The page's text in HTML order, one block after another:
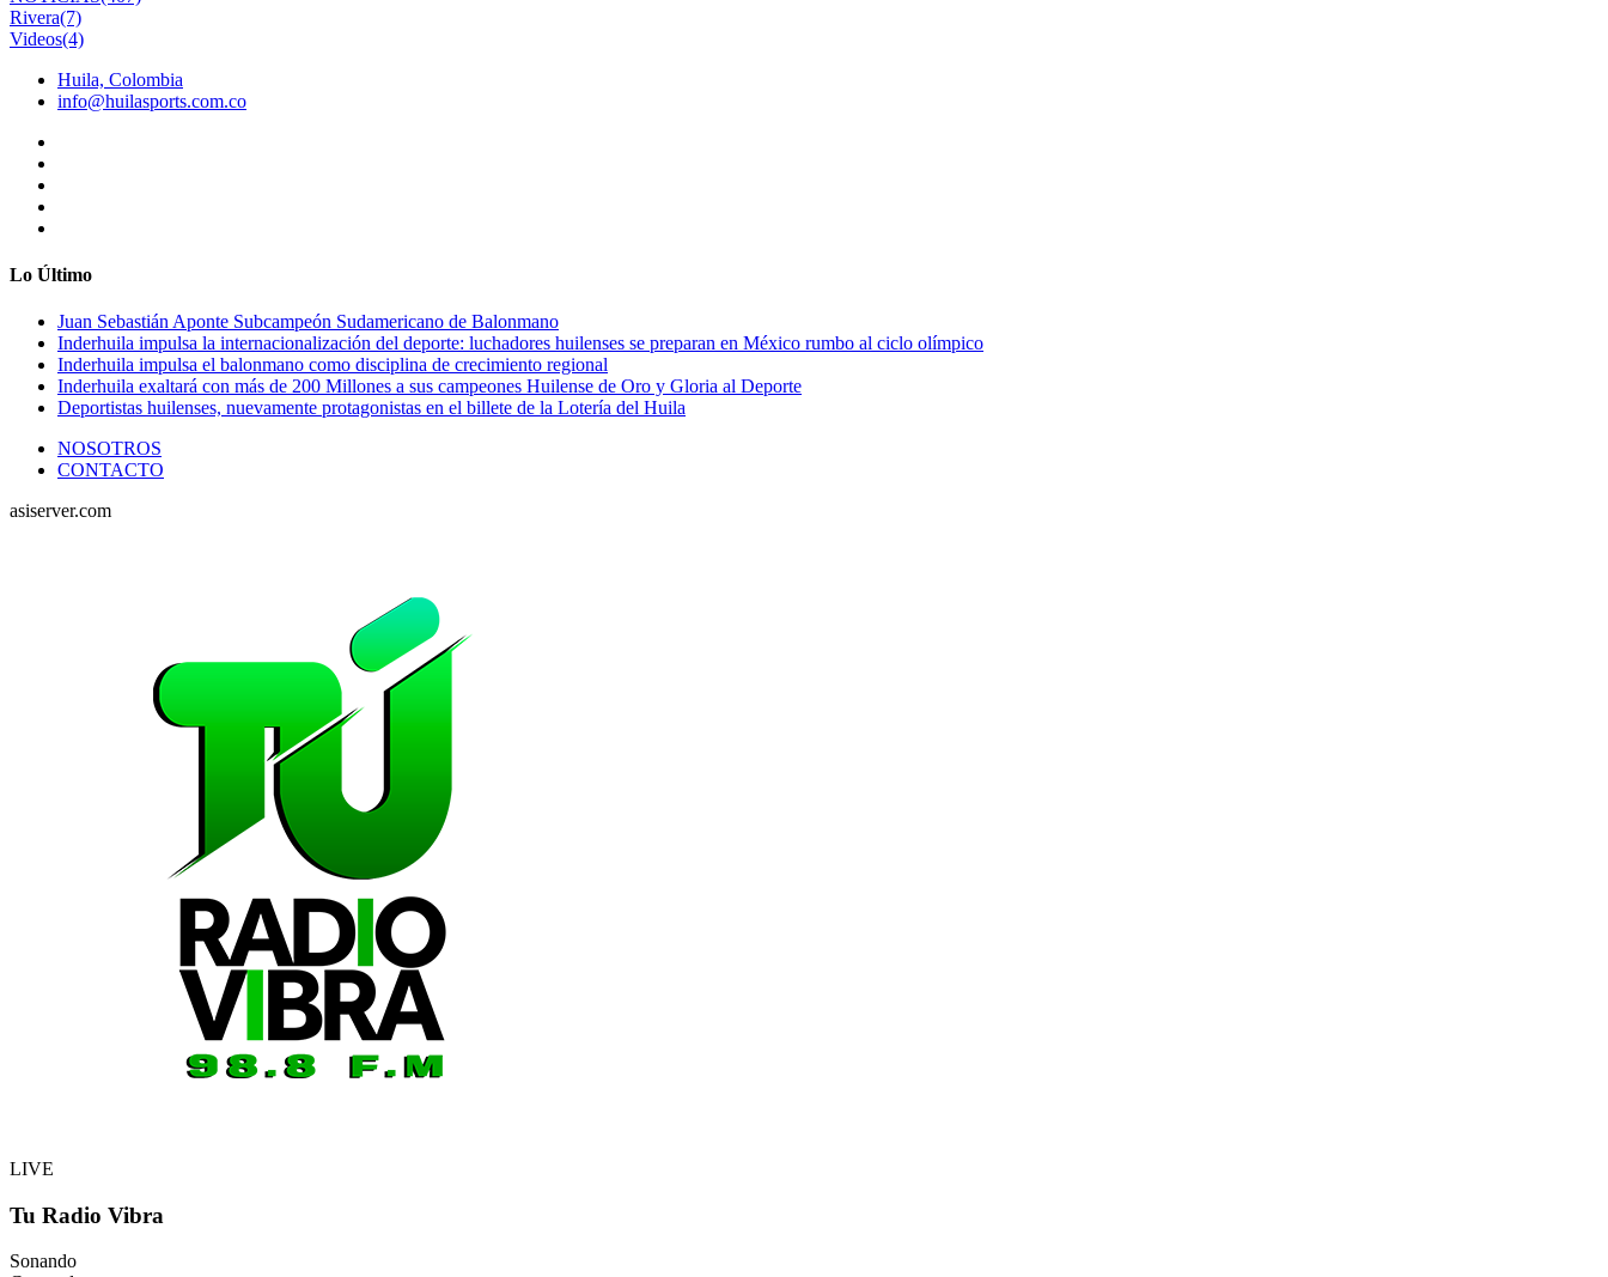
Rivera(7)
Videos(4)
Huila, Colombia
info@huilasports.com.co
Lo Último
Juan Sebastián Aponte Subcampeón Sudamericano de Balonmano
Inderhuila impulsa la internacionalización del deporte: luchadores huilenses se preparan en México rumbo al ciclo olímpico
Inderhuila impulsa el balonmano como disciplina de crecimiento regional
Inderhuila exaltará con más de 200 Millones a sus campeones Huilense de Oro y Gloria al Deporte
Deportistas huilenses, nuevamente protagonistas en el billete de la Lotería del Huila
NOSOTROS
CONTACTO
asiserver.com
LIVE
Tu Radio Vibra
Sonando